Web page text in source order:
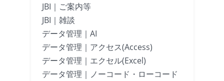
JBI｜ご案内等
JBI｜雑談
データ管理｜AI
データ管理｜アクセス(Access)
データ管理｜エクセル(Excel)
データ管理｜ノーコード・ローコード